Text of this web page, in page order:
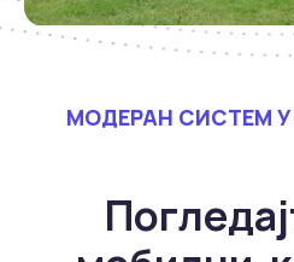
МОДЕРАН СИСТЕМ